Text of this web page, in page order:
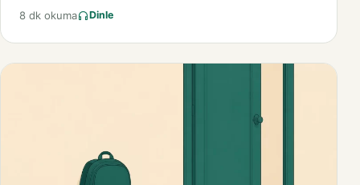
8 dk okuma Dinle